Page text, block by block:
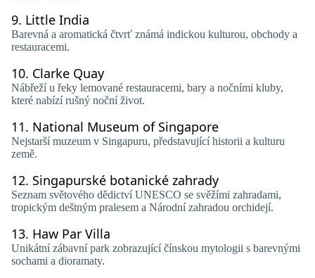
9. Little India
Barevná a aromatická čtvrť známá indickou kulturou, obchody a
restauracemi.
10. Clarke Quay
Nábřeží u řeky lemované restauracemi, bary a nočními kluby,
které nabízí rušný noční život.
11. National Museum of Singapore
Nejstarší muzeum v Singapuru, představující historii a kulturu
země.
12. Singapurské botanické zahrady
Seznam světového dědictví UNESCO se svěžími zahradami,
tropickým deštným pralesem a Národní zahradou orchidejí.
13. Haw Par Villa
Unikátní zábavní park zobrazující čínskou mytologii s barevnými
sochami a dioramaty.